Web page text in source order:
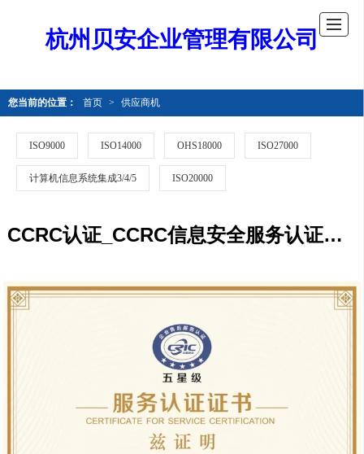
杭州贝安企业管理有限公司
您当前的位置： 首页 > 供应商机
ISO9000 ISO14000 OHS18000 ISO27000
计算机信息系统集成3/4/5 ISO20000
CCRC认证_CCRC信息安全服务认证有效期及注意事项